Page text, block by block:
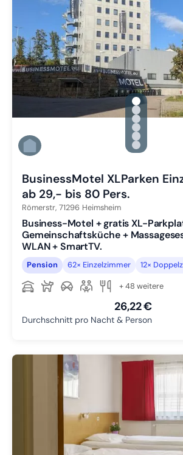
Zu Slide 1
Zu Slide 2
Zu Slide 3
Zu Slide 4
Zu Slide 5
Zu Slide 6
BusinessMotel XLParken
ab 29,- bis 80 Pers.
Römerstr, 71296 Heimsheim
Business-Motel + gratis XL-
Gemeinschaftsküche +
WLAN + SmartTV.
Pension 62× Einzelzimmer 12×
+ 48 weitere
26,22 €
Durchschnitt pro Nacht & Person